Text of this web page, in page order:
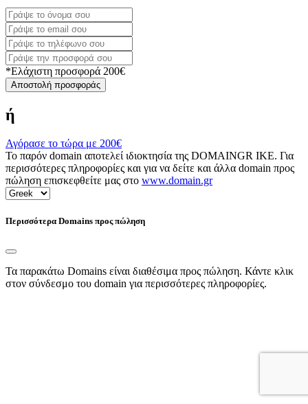
*Ελάχιστη προσφορά 200€
Αποστολή προσφοράς
ή
Αγόρασε το τώρα με 200€
Το παρόν domain αποτελεί ιδιοκτησία της DOMAINGR ΙΚΕ. Για
περισσότερες πληροφορίες και για να δείτε και άλλα domain προς
πώληση επισκεφθείτε μας στο www.domain.gr
Περισσότερα Domains προς πώληση
Τα παρακάτω Domains είναι διαθέσιμα προς πώληση. Κάντε κλικ
στον σύνδεσμο του domain για περισσότερες πληροφορίες.